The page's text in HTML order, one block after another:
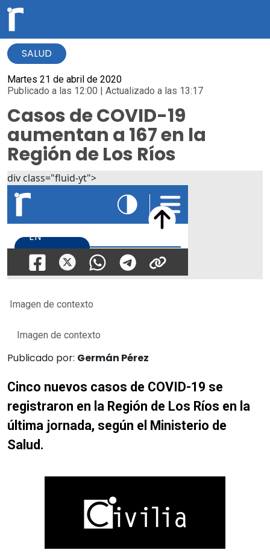
SALUD
Martes 21 de abril de 2020
Publicado a las 12:00 | Actualizado a las 13:17
Casos de COVID-19
aumentan a 167 en la
Región de Los Ríos
div class="fluid-yt">
Imagen de contexto
Imagen de contexto
Publicado por: Germán Pérez
Cinco nuevos casos de COVID-19 se
registraron en la Región de Los Ríos en la
última jornada, según el Ministerio de
Salud.